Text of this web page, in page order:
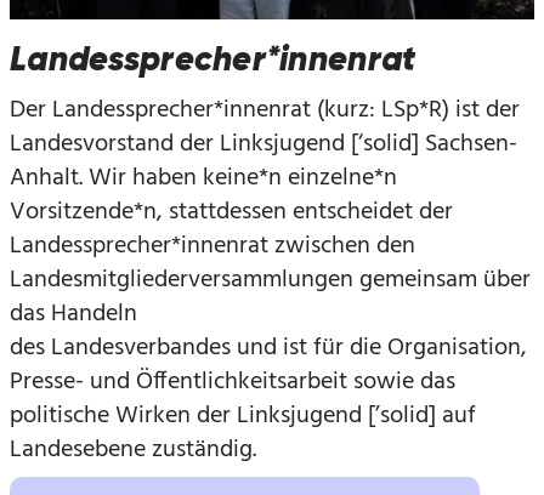
Landessprecher*innenrat
Der Landessprecher*innenrat (kurz: LSp*R) ist der
Landesvorstand der Linksjugend [‘solid] Sachsen-
Anhalt. Wir haben keine*n einzelne*n
Vorsitzende*n, stattdessen entscheidet der
Landessprecher*innenrat zwischen den
Landesmitgliederversammlungen gemeinsam über
das Handeln
des Landesverbandes und ist für die Organisation,
Presse- und Öffentlichkeitsarbeit sowie das
politische Wirken der Linksjugend [’solid] auf
Landesebene zuständig.